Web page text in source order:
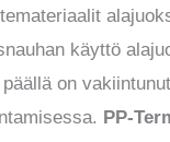
käyttö
on
PP-